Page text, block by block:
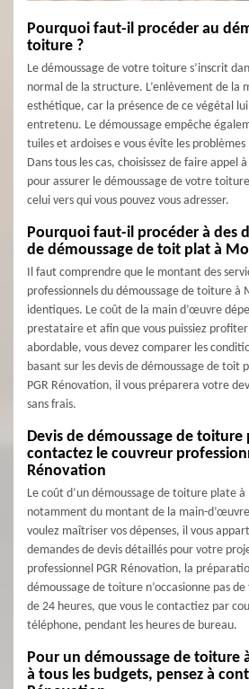
Pourquoi faut-il procéder au
toiture ?
Le démoussage de votre toiture s’inscrit
normal de la structure. L’enlèvement de la
esthétique, car la présence de ce végétal
entretenu. Le démoussage empêche
tuiles et ardoises e vous évite les
Dans tous les cas, choisissez de faire appel
pour assurer le démoussage de votre
celui vers qui vous pouvez vous adresser.
Pourquoi faut-il procéder à des
de démoussage de toit plat à
Il faut comprendre que le montant des
professionnels du démoussage de toiture à
identiques. Le coût de la main d’œuvre
prestataire et afin que vous puissiez
abordable, vous devez comparer les
basant sur les devis de démoussage de toit
PGR Rénovation, il vous préparera votre
sans frais.
Devis de démoussage de
contactez le couvreur
Rénovation
Le coût d’un démoussage de toiture plate
notamment du montant de la main-
voulez maîtriser vos dépenses, il vous
demandes de devis détaillés pour votre
professionnel PGR Rénovation, la
démoussage de toiture n’occasionne pas
de 24 heures, que vous le contactiez par
téléphone, pendant les heures de bureau.
Pour un démoussage de toiture
à tous les budgets, pensez à